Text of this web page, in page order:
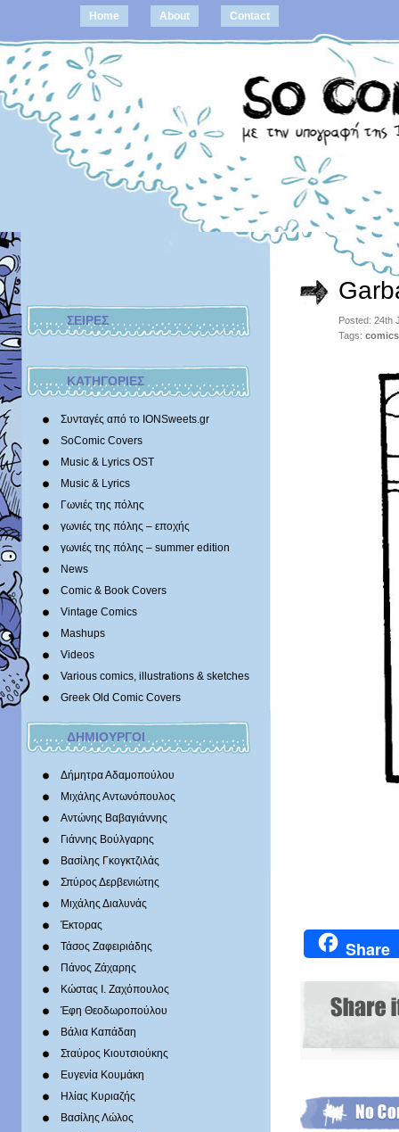
Home About Contact
ΣΕΙΡΕΣ
ΚΑΤΗΓΟΡΙΕΣ
Συνταγές από το IONSweets.gr
SoComic Covers
Music & Lyrics OST
Music & Lyrics
Γωνιές της πόλης
γωνιές της πόλης – εποχής
γωνιές της πόλης – summer edition
News
Comic & Book Covers
Vintage Comics
Mashups
Videos
Various comics, illustrations & sketches
Greek Old Comic Covers
ΔΗΜΙΟΥΡΓΟΙ
Δήμητρα Αδαμοπούλου
Μιχάλης Αντωνόπουλος
Αντώνης Βαβαγιάννης
Γιάννης Βούλγαρης
Βασίλης Γκογκτζιλάς
Σπύρος Δερβενιώτης
Mιχάλης Διαλυνάς
Έκτορας
Τάσος Ζαφειριάδης
Πάνος Ζάχαρης
Κώστας Ι. Ζαχόπουλoς
Έφη Θεοδωροπούλου
Βάλια Καπάδαη
Σταύρος Κιουτσιούκης
Ευγενία Κουμάκη
Ηλίας Κυριαζής
Βασίλης Λώλος
Posted: 24th
Tags: comics
Share